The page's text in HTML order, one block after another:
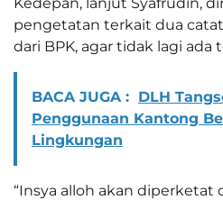
pengetatan terkait dua
dari BPK, agar tidak lagi ada
BACA JUGA : DLH
Penggunaan Kantong
Lingkungan
“Insya alloh akan diperketat